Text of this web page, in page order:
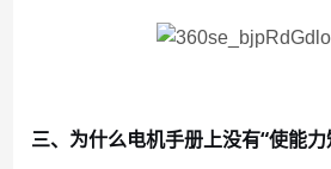
三、为什么电机手册上没有“使能